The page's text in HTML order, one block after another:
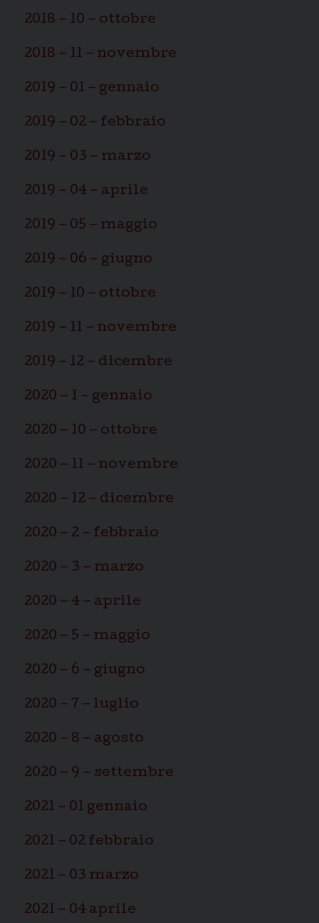
2018 – 10 – ottobre
2018 – 11 – novembre
2019 – 01 – gennaio
2019 – 02 – febbraio
2019 – 03 – marzo
2019 – 04 – aprile
2019 – 05 – maggio
2019 – 06 – giugno
2019 – 10 – ottobre
2019 – 11 – novembre
2019 – 12 – dicembre
2020 – 1 – gennaio
2020 – 10 – ottobre
2020 – 11 – novembre
2020 – 12 – dicembre
2020 – 2 – febbraio
2020 – 3 – marzo
2020 – 4 – aprile
2020 – 5 – maggio
2020 – 6 – giugno
2020 – 7 – luglio
2020 – 8 – agosto
2020 – 9 – settembre
2021 – 01 gennaio
2021 – 02 febbraio
2021 – 03 marzo
2021 – 04 aprile